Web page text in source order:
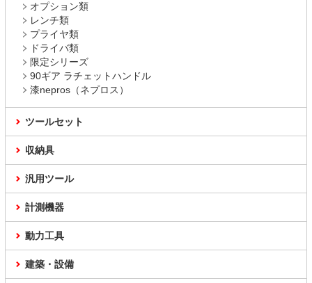
オプション類
レンチ類
プライヤ類
ドライバ類
限定シリーズ
90ギア ラチェットハンドル
漆nepros（ネプロス）
ツールセット
収納具
汎用ツール
計測機器
動力工具
建築・設備